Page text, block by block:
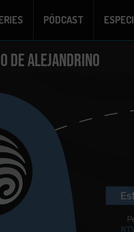
PÓDCAST
de Alejandrino